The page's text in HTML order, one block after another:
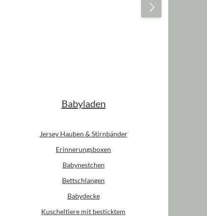
Babyladen
Jersey Hauben & Stirnbänder
Erinnerungsboxen
Babynestchen
Bettschlangen
Babydecke
Kuscheltiere mit besticktem